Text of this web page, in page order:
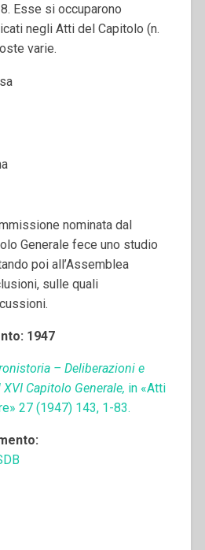
Esse si occuparono
negli Atti del Capitolo (n.
varie.
nominata dal
Generale fece uno studio
poi all’Assemblea
sulle quali
1947
– Deliberazioni e
Capitolo Generale, in «Atti
27 (1947) 143, 1-83.